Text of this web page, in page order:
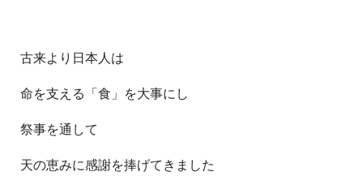
古来より日本人は
命を支える「食」を大事にし
祭事を通して
天の恵みに感謝を捧げてきました